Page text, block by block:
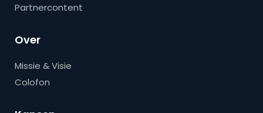
Partnercontent
Over
Missie & Visie
Colofon